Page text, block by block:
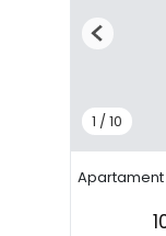
1 /10
Previous